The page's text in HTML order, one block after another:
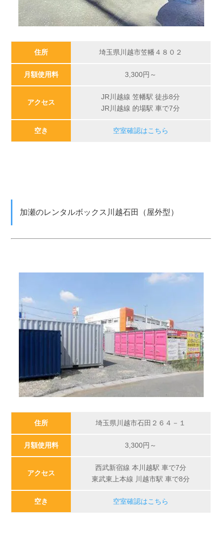
住所 埼玉県川越市笠幡４８０２
月額使用料 3,300円～
アクセス
JR川越線 笠幡駅 徒歩8分
JR川越線 的場駅 車で7分
空き 空室確認はこちら
加瀬のレンタルボックス川越石田（屋外型）
住所 埼玉県川越市石田２６４－１
月額使用料 3,300円～
アクセス
西武新宿線 本川越駅 車で7分
東武東上本線 川越市駅 車で8分
空き 空室確認はこちら